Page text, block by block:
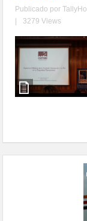
Publicado porTallyHo
3279 Views